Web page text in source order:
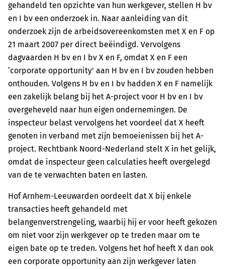
gehandeld ten opzichte van hun werkgever, stellen H bv
en I bv een onderzoek in. Naar aanleiding van dit
onderzoek zijn de arbeidsovereenkomsten met X en F op
21 maart 2007 per direct beëindigd. Vervolgens
dagvaarden H bv en I bv X en F, omdat X en F een
‘corporate opportunity' aan H bv en I bv zouden hebben
onthouden. Volgens H bv en I bv hadden X en F namelijk
een zakelijk belang bij het A-project voor H bv en I bv
overgeheveld naar hun eigen ondernemingen. De
inspecteur belast vervolgens het voordeel dat X heeft
genoten in verband met zijn bemoeienissen bij het A-
project. Rechtbank Noord-Nederland stelt X in het gelijk,
omdat de inspecteur geen calculaties heeft overgelegd
van de te verwachten baten en lasten.
Hof Arnhem-Leeuwarden oordeelt dat X bij enkele
transacties heeft gehandeld met
belangenverstrengeling, waarbij hij er voor heeft gekozen
om niet voor zijn werkgever op te treden maar om te
eigen bate op te treden. Volgens het hof heeft X dan ook
een corporate opportunity aan zijn werkgever laten